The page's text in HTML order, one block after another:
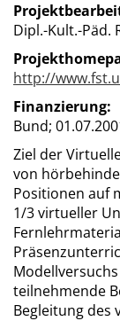
Dipl.-Kult.-Päd.
http://
Finanzierung:
Bund;
Ziel der
von
Positionen auf
1/3 virtueller
teilnehmende
Begleitung des